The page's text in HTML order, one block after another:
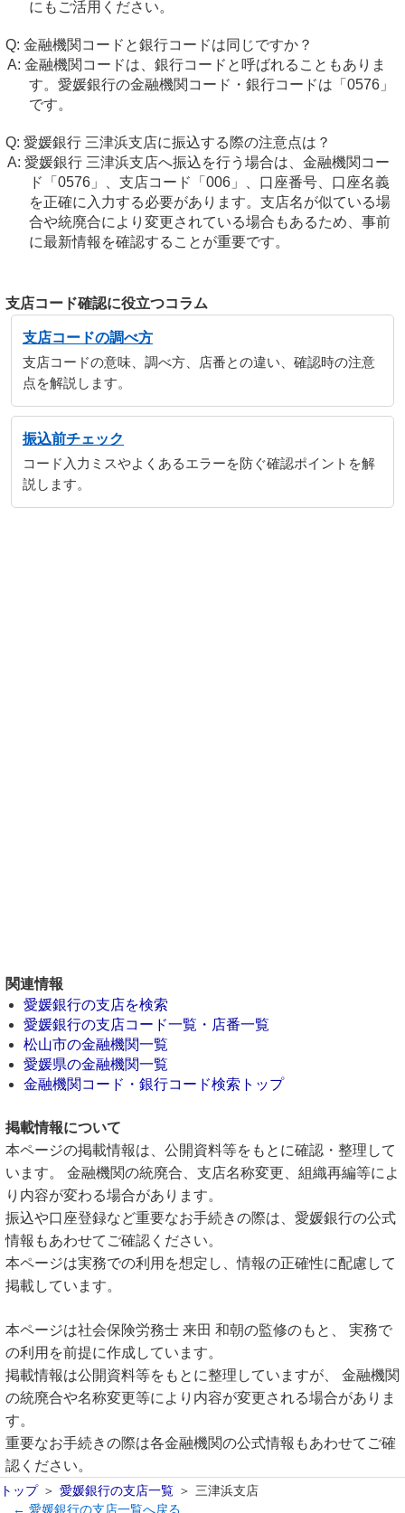
にもご活用ください。
金融機関コードと銀行コードは同じですか？
金融機関コードは、銀行コードと呼ばれることもありま
す。愛媛銀行の金融機関コード・銀行コードは「0576」
です。
愛媛銀行 三津浜支店に振込する際の注意点は？
愛媛銀行 三津浜支店へ振込を行う場合は、金融機関コー
ド「0576」、支店コード「006」、口座番号、口座名義
を正確に入力する必要があります。支店名が似ている場
合や統廃合により変更されている場合もあるため、事前
に最新情報を確認することが重要です。
支店コード確認に役立つコラム
支店コードの調べ方
支店コードの意味、調べ方、店番との違い、確認時の注意
点を解説します。
振込前チェック
コード入力ミスやよくあるエラーを防ぐ確認ポイントを解
説します。
関連情報
愛媛銀行の支店を検索
愛媛銀行の支店コード一覧・店番一覧
松山市の金融機関一覧
愛媛県の金融機関一覧
金融機関コード・銀行コード検索トップ
掲載情報について
本ページの掲載情報は、公開資料等をもとに確認・整理して
います。 金融機関の統廃合、支店名称変更、組織再編等によ
り内容が変わる場合があります。
振込や口座登録など重要なお手続きの際は、愛媛銀行の公式
情報もあわせてご確認ください。
本ページは実務での利用を想定し、情報の正確性に配慮して
掲載しています。
本ページは社会保険労務士 来田 和朝の監修のもと、 実務で
の利用を前提に作成しています。
掲載情報は公開資料等をもとに整理していますが、 金融機関
の統廃合や名称変更等により内容が変更される場合がありま
す。
重要なお手続きの際は各金融機関の公式情報もあわせてご確
認ください。
トップ 愛媛銀行の支店一覧
三津浜支店
← 愛媛銀行の支店一覧へ戻る